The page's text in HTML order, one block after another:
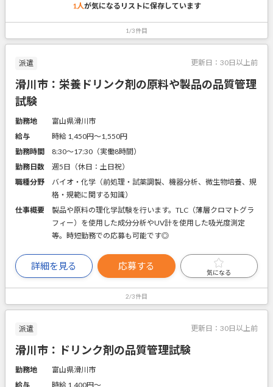
1人が気になるリストに保存しています
1/3件目
派遣 更新日： 30日以上前
滑川市：栄養ドリンク剤の原料や製品の品質管理
試験
勤務地
富山県滑川市
給与
時給 1,450円〜1,550円
勤務時間
8:30～17:30（実働8時間）
勤務日数
週5日（休日：土日祝）
職種分野
バイオ・化学（前処理・試薬調製、機器分析、微生物培養、規
格・規範に関する知識）
仕事概要
製品や原料の理化学試験を行います。TLC（薄層クロマトグラ
フィー）を使用した成分分析やUV計を使用した吸光度測定
等。時短勤務での応募も可能です◎
詳細を見る 応募する
気になる
2/3件目
派遣 更新日： 30日以上前
滑川市：ドリンク剤の品質管理試験
勤務地
富山県滑川市
給与
時給 1,400円〜